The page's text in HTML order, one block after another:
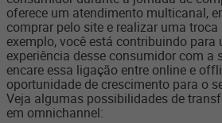
oferece um atendimento multicanal,
comprar pelo site e realizar uma
exemplo, você está contribuindo para
experiência desse consumidor com a
encare essa ligação entre online e
oportunidade de crescimento para o
Veja algumas possibilidades de
em omnichannel: